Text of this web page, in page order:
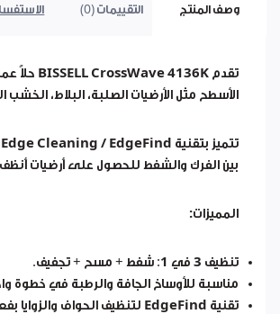
وصف المنتج التقييمات (0)
تقدم BISSELL CrossWave 4136K حلاً
الأسطح مثل الأرضيات الصلبة، البلاط،
تتميز بتقنية Edge Cleaning / EdgeFind
بين الفرك والشفط للحصول على أرضيات
المميزات:
تنظيف 3 في 1
: شفط + مسح + تجفيف.
مناسبة للأوساخ الجافة والرطبة في خطوة
تقنية EdgeFind لتنظيف الحواف والزوايا